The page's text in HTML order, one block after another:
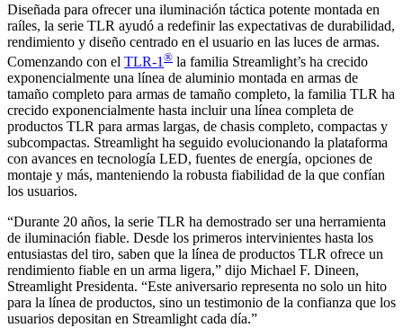
Diseñada para ofrecer una iluminación táctica potente montada en
raíles, la serie TLR ayudó a redefinir las expectativas de durabilidad,
rendimiento y diseño centrado en el usuario en las luces de armas.
Comenzando con el TLR-1 ® la familia Streamlight’s ha crecido
exponencialmente una línea de aluminio montada en armas de
tamaño completo para armas de tamaño completo, la familia TLR ha
crecido exponencialmente hasta incluir una línea completa de
productos TLR para armas largas, de chasis completo, compactas y
subcompactas. Streamlight ha seguido evolucionando la plataforma
con avances en tecnología LED, fuentes de energía, opciones de
montaje y más, manteniendo la robusta fiabilidad de la que confían
los usuarios.
“Durante 20 años, la serie TLR ha demostrado ser una herramienta
de iluminación fiable. Desde los primeros intervinientes hasta los
entusiastas del tiro, saben que la línea de productos TLR ofrece un
rendimiento fiable en un arma ligera,” dijo Michael F. Dineen,
Streamlight Presidenta. “Este aniversario representa no solo un hito
para la línea de productos, sino un testimonio de la confianza que los
usuarios depositan en Streamlight cada día.”